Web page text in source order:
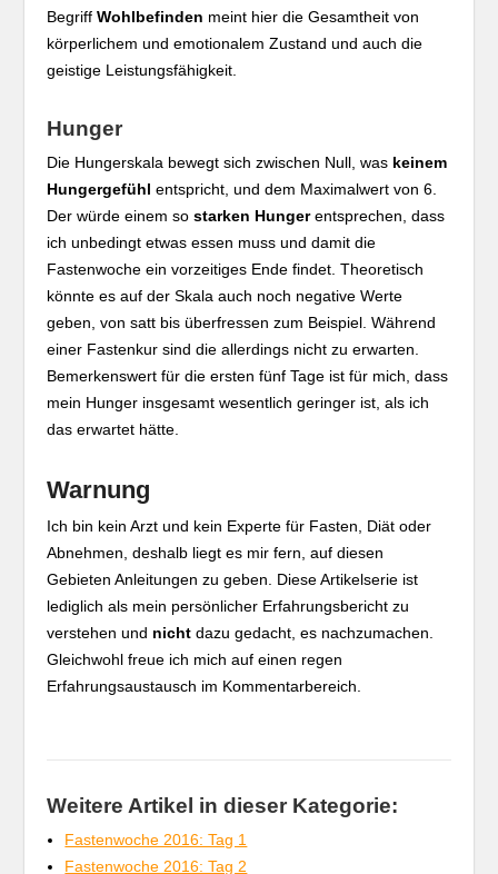
BegriffWohlbefinden meint hier die Gesamtheit von
körperlichem und emotionalem Zustand und auch die
geistige Leistungsfähigkeit.
Hunger
Die Hungerskala bewegt sich zwischen Null, was keinem
Hungergefühl entspricht, und dem Maximalwert von 6.
Der würde einem sostarken Hungerentsprechen, dass
ich unbedingt etwas essen muss und damit die
Fastenwoche ein vorzeitiges Ende findet. Theoretisch
könnte es auf der Skala auch noch negative Werte
geben, von satt bis überfressen zum Beispiel. Während
einer Fastenkur sind die allerdings nicht zu erwarten.
Bemerkenswert für die ersten fünf Tage ist für mich, dass
mein Hunger insgesamt wesentlich geringer ist, als ich
das erwartet hätte.
Warnung
Ich bin kein Arzt und kein Experte für Fasten, Diät oder
Abnehmen, deshalb liegt es mir fern, auf diesen
Gebieten Anleitungen zu geben. Diese Artikelserie ist
lediglich als mein persönlicher Erfahrungsbericht zu
verstehen und nicht dazu gedacht, es nachzumachen.
Gleichwohl freue ich mich auf einen regen
Erfahrungsaustausch im Kommentarbereich.
Weitere Artikel in dieser Kategorie:
Fastenwoche 2016: Tag 1
Fastenwoche 2016: Tag 2